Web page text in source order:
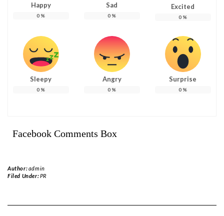
Happy
0 %
Sad
0 %
Excited
0 %
Sleepy
0 %
Angry
0 %
Surprise
0 %
Facebook Comments Box
Author:admin
Filed Under:PR